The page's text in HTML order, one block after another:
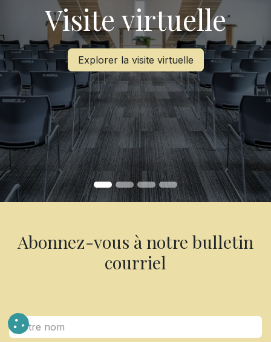
Visite virtuelle
Explorer la visite virtuelle
Abonnez-vous à notre bulletin
courriel